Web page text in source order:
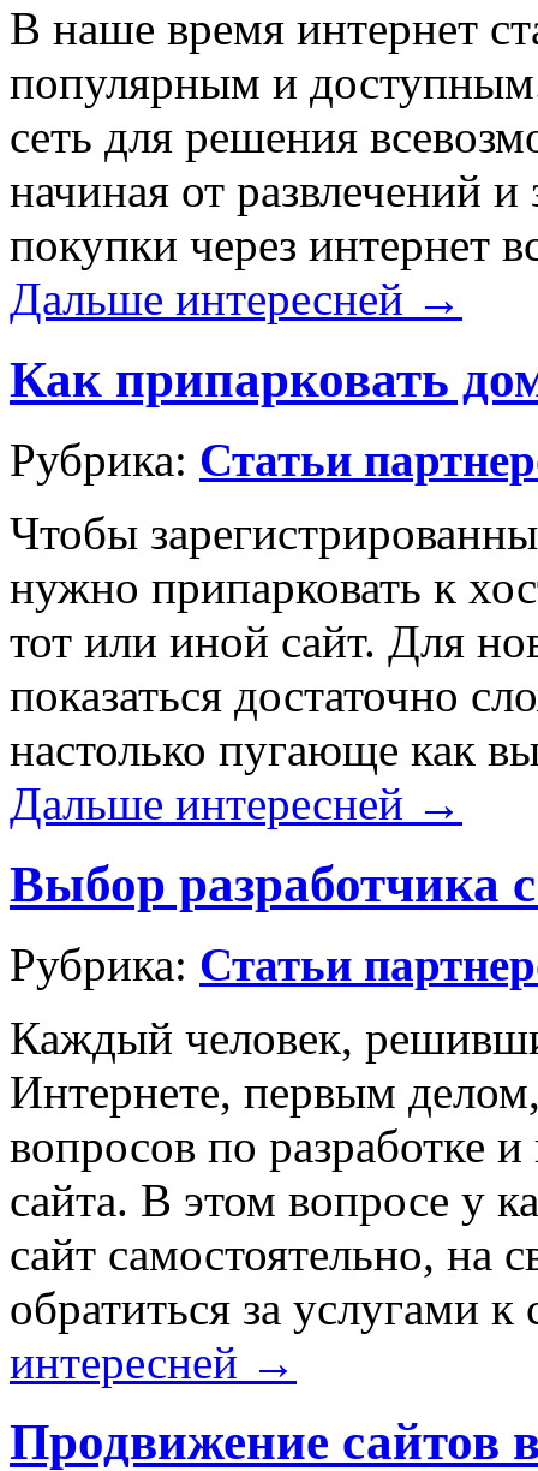
В наше время интернет
популярным и
сеть для решения
начиная от развлечений
покупки через интернет
Дальше интересней →
Как припарковать
Рубрика: Статьи
Чтобы
нужно припарковать к
тот или иной сайт. Для
показаться достаточно
настолько пугающе как
Дальше интересней →
Выбор разработчика
Рубрика: Статьи
Каждый человек,
Интернете, первым
вопросов по разработке
сайта. В этом вопросе у
сайт самостоятельно, на
обратиться за услугами
интересней →
Продвижение сайтов